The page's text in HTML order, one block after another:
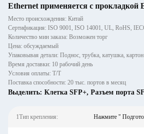
Ethernet применяется с прокладкой
Место происхождения: Китай
Сертификация: ISO 9001, ISO 14001, UL, RoHS,
Количество мин заказа: Возможен торг
Цена: обсуждаемый
Упаковывая детали: Поднос, трубка, катушка, картон
Время доставки: 10 рабочий день
Условия оплаты: Т/Т
Поставка способности: 20 тыс. портов в месяц
Выделить: Клетка SFP+, Разъем порта
1Тип крепления: Нажмите "